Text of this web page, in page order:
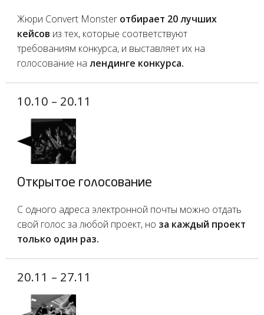
Жюри Convert Monster отбирает 20 лучших
кейсов из тех, которые соответствуют
требованиям конкурса, и выставляет их на
голосование на лендинге конкурса.
10.10 – 20.11
Открытое голосование
С одного адреса электронной почты можно отдать
свой голос за любой проект, но за каждый проект
только один раз.
20.11 – 27.11